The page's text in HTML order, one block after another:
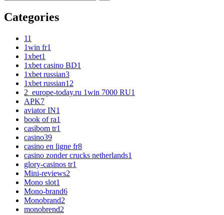
Categories
11
1win fr1
1xbet1
1xbet casino BD1
1xbet russian3
1xbet russian1 2
2_europe-today.ru 1win 7000 RU1
APK7
aviator IN1
book of ra1
casibom tr1
casino39
casino en ligne fr8
casino zonder crucks netherlands1
glory-casinos tr1
Mini-reviews2
Mono slot1
Mono-brand6
Monobrand2
monobrend2